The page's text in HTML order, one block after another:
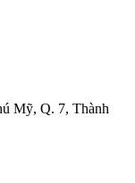
Mỹ, Q. 7, Thành